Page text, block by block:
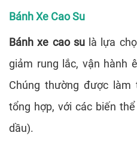
Bánh Xe Cao Su
Bánh xe cao sulà lựa
giảm rung lắc, vận hành
Chúng thường được
tổng hợp, với các biến
dầu).